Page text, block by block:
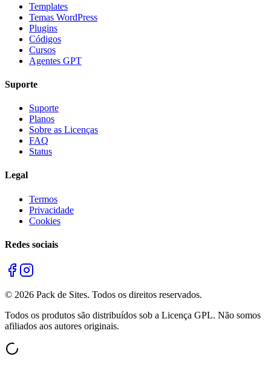
Templates
Temas WordPress
Plugins
Códigos
Cursos
Agentes GPT
Suporte
Suporte
Planos
Sobre as Licenças
FAQ
Status
Legal
Termos
Privacidade
Cookies
Redes sociais
© 2026 Pack de Sites. Todos os direitos reservados.
Todos os produtos são distribuídos sob a Licença GPL. Não somos
afiliados aos autores originais.